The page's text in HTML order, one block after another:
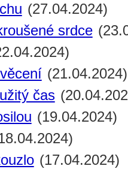
(27.04.2024)
srdce
(21.04.2024)
čas
(19.04.2024)
(17.04.2024)